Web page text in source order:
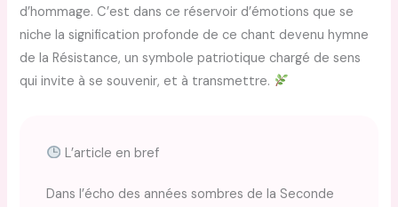
d’hommage. C’est dans ce réservoir d’émotions que se
niche la signification profonde de ce chant devenu hymne
de la Résistance, un symbole patriotique chargé de sens
qui invite à se souvenir, et à transmettre.
L’article en bref
Dans l’écho des années sombres de la Seconde